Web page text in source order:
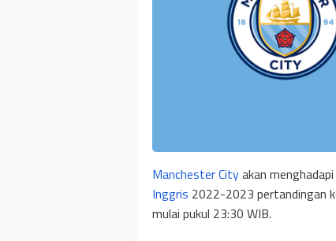
Manchester Cityakan menghadapi
Inggris 2022-2023 pertandingan
mulai pukul 23:30 WIB.